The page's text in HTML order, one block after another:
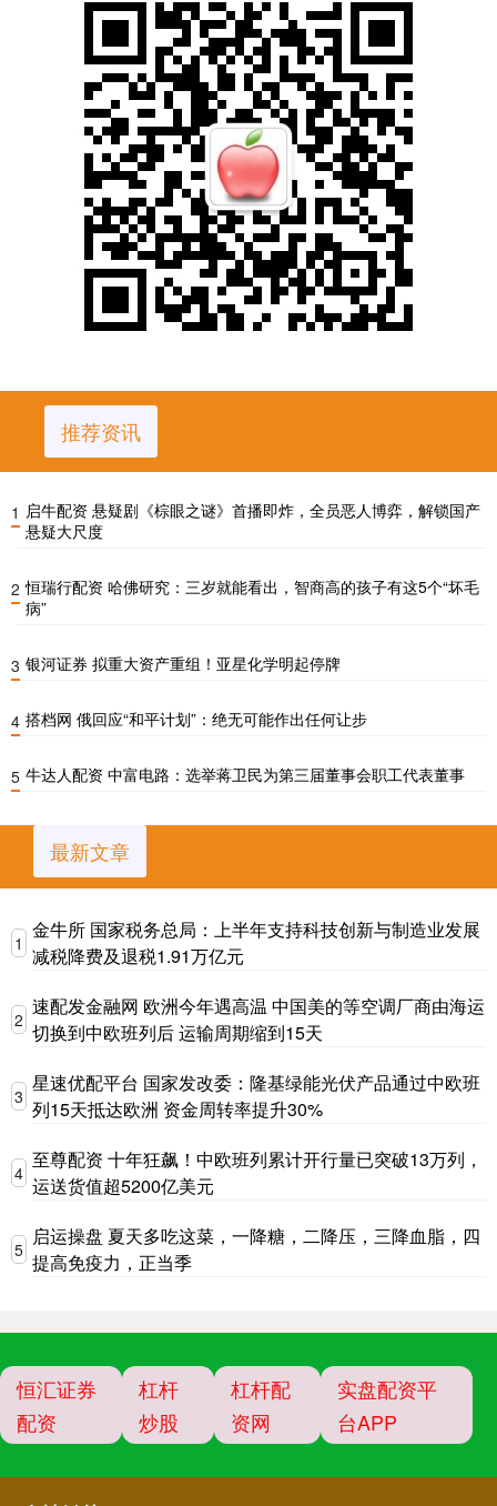
推荐资讯
1 启牛配资 悬疑剧《棕眼之谜》首播即炸，全员恶人博弈，解锁国产
悬疑大尺度
2 恒瑞行配资 哈佛研究：三岁就能看出，智商高的孩子有这5个“坏毛
病”
3 银河证券 拟重大资产重组！亚星化学明起停牌
4 搭档网 俄回应“和平计划”：绝无可能作出任何让步
5 牛达人配资 中富电路：选举蒋卫民为第三届董事会职工代表董事
最新文章
1
金牛所 国家税务总局：上半年支持科技创新与制造业发展
减税降费及退税1.91万亿元
2
速配发金融网 欧洲今年遇高温 中国美的等空调厂商由海运
切换到中欧班列后 运输周期缩到15天
3
星速优配平台 国家发改委：隆基绿能光伏产品通过中欧班
列15天抵达欧洲 资金周转率提升30%
4
至尊配资 十年狂飙！中欧班列累计开行量已突破13万列，
运送货值超5200亿美元
5
启运操盘 夏天多吃这菜，一降糖，二降压，三降血脂，四
提高免疫力，正当季
恒汇证券
配资
杠杆
炒股
杠杆配
资网
实盘配资平
台APP